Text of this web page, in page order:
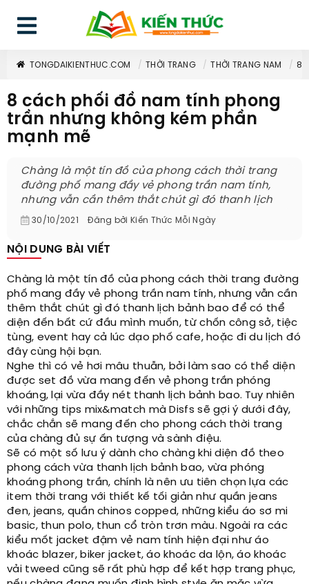
TONGDAIKIENTHUC.COM THỜI TRANG THỜI TRANG NAM 8
8 cách phối đồ nam tính phong
trần nhưng không kém phần
mạnh mẽ
Chàng là một tín đồ của phong cách thời trang
đường phố mang đầy vẻ phong trần nam tính,
nhưng vẫn cần thêm thắt chút gì đó thanh lịch
30/10/2021 Đăng bởi Kiến Thức Mỗi Ngày
NỘI DUNG BÀI VIẾT
Chàng là một tín đồ của phong cách thời trang đường
phố mang đầy vẻ phong trần nam tính, nhưng vẫn cần
thêm thắt chút gì đó thanh lịch bảnh bao để có thể
diện đến bất cứ đầu mình muốn, từ chốn công sở, tiệc
tùng, event hay cả lúc dạo phố cafe, hoặc đi du lịch đó
đây cùng hội bạn.
Nghe thì có vẻ hơi mâu thuẫn, bởi làm sao có thể diện
được set đồ vừa mang đến vẻ phong trần phóng
khoáng, lại vừa đầy nét thanh lịch bảnh bao. Tuy nhiên
với những tips mix&match mà Disfs sẽ gợi ý dưới đây,
chắc chắn sẽ mang đến cho phong cách thời trang
của chàng đủ sự ấn tượng và sành điệu.
Sẽ có một số lưu ý dành cho chàng khi diện đồ theo
phong cách vừa thanh lịch bảnh bao, vừa phóng
khoáng phong trần, chính là nên ưu tiên chọn lựa các
item thời trang với thiết kế tối giản như quần jeans
đen, jeans, quần chinos copped, những kiểu áo sơ mi
basic, thun polo, thun cổ tròn trơn màu. Ngoài ra các
kiểu mốt jacket đậm vẻ nam tính hiện đại như áo
khoác blazer, biker jacket, áo khoác da lộn, áo khoác
vải tweed cũng sẽ rất phù hợp để kết hợp trang phục,